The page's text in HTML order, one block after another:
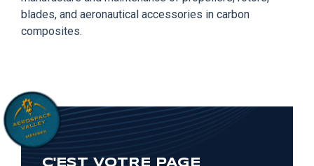
blades, and aeronautical accessories in carbon
composites.
C'EST VOTRE PAGE